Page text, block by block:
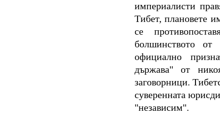
империалисти
Тибет, плановете
се
болшинството
официално
държава" от
заговорници.
суверенната
"независим".